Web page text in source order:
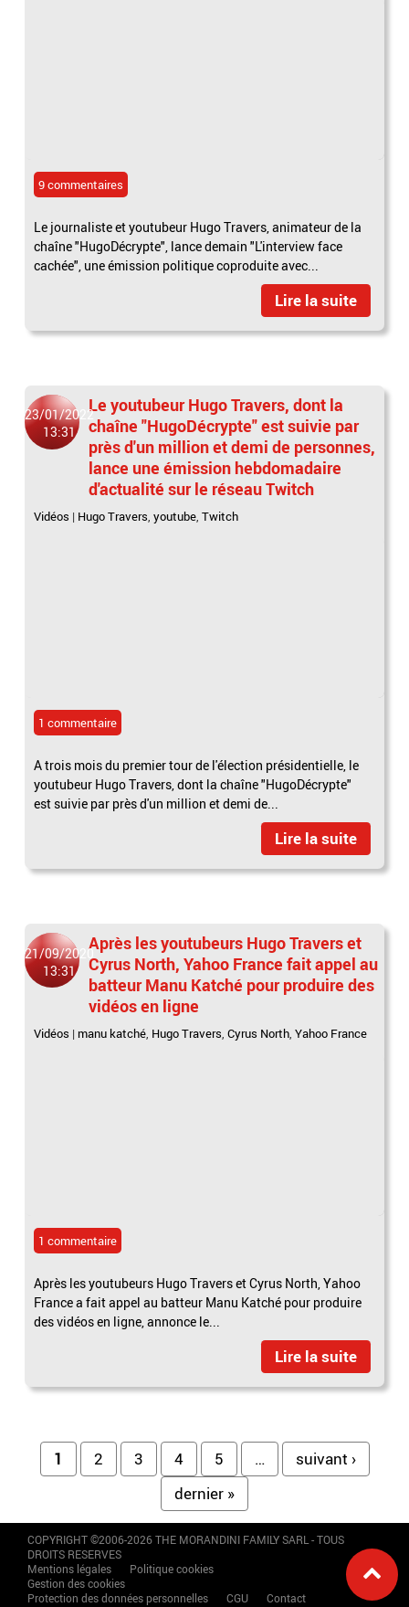
9 commentaires
Le journaliste et youtubeur Hugo Travers, animateur de la
chaîne "HugoDécrypte", lance demain "L'interview face
cachée", une émission politique coproduite avec...
Lire la suite
23/01/2022
13:31
Le youtubeur Hugo Travers, dont la
chaîne "HugoDécrypte" est suivie par
près d'un million et demi de personnes,
lance une émission hebdomadaire
d'actualité sur le réseau Twitch
Vidéos | Hugo Travers ,youtube ,Twitch
1 commentaire
A trois mois du premier tour de l'élection présidentielle, le
youtubeur Hugo Travers, dont la chaîne "HugoDécrypte"
est suivie par près d'un million et demi de...
Lire la suite
21/09/2020
13:31
Après les youtubeurs Hugo Travers et
Cyrus North, Yahoo France fait appel au
batteur Manu Katché pour produire des
vidéos en ligne
Vidéos | manu katché, Hugo Travers,Cyrus North,Yahoo France
1 commentaire
Après les youtubeurs Hugo Travers et Cyrus North, Yahoo
France a fait appel au batteur Manu Katché pour produire
des vidéos en ligne, annonce le...
Lire la suite
Pages
1 2 3 4 5 …
suivant ›
dernier »
COPYRIGHT ©2006-2026 THE MORANDINI FAMILY SARL - TOUS
DROITS RESERVES
Mentions légales
Politique cookies
Gestion des cookies
Protection des données personnelles
CGU Contact